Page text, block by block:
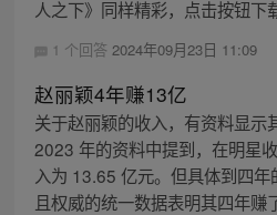
人之下》同样精彩，点击按钮下
1 个回答 2024年09月23日 11:09
赵丽颖4年赚13亿
关于赵丽颖的收入，有资料显示
2023 年的资料中提到，在明星
入为 13.65 亿元。但具体到四
且权威的统一数据表明其四年赚